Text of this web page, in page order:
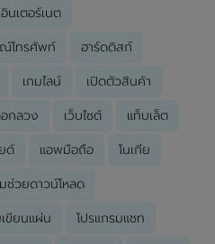
อินเตอร์เนต
โทรศัพท์ ฮาร์ดดิสก์
เกมไลน์ เปิดตัวสินค้า
อกลวง เว็บไซต์ แท็บเล็ต
ด์ แอพมือถือ โนเกีย
ช่วยดาวน์โหลด
ขียนแผ่น โปรแกรมแชท